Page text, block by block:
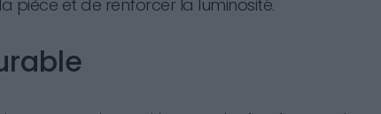
pièce et de renforcer la luminosité.